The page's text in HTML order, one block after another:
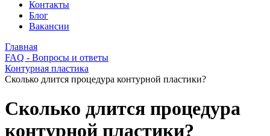
Контакты
Блог
Вакансии
Главная
FAQ - Вопросы и ответы
Контурная пластика
Сколько длится процедура контурной пластики?
Сколько длится процедура
контурной пластики?